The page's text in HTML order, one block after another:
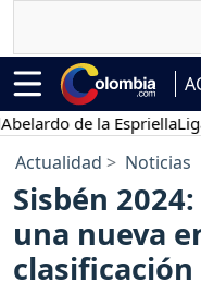
de la EspriellaLiga
Actualidad Noticias
Sisbén
una nueva